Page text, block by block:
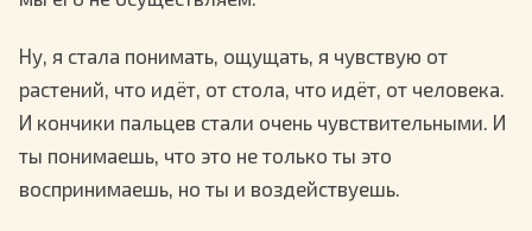
Ну, я стала понимать, ощущать, я чувствую от
растений, что идёт, от стола, что идёт, от человека.
И кончики пальцев стали очень чувствительными. И
ты понимаешь, что это не только ты это
воспринимаешь, но ты и воздействуешь.